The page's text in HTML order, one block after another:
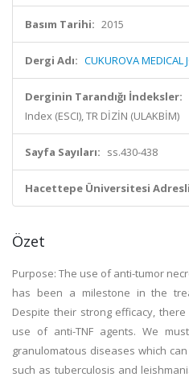
Basım Tarihi: 2015
Dergi Adı: CUKUROVA MEDICAL
Derginin Tarandığı İndeksler:
Index (ESCI), TR DİZİN (ULAKBİM)
Sayfa Sayıları: ss.430-438
Hacettepe Üniversitesi
Özet
Purpose: The use of anti-tumor
has been a milestone in the
Despite their strong efficacy,
use of anti-TNF agents. We
granulomatous diseases which
such as tuberculosis and